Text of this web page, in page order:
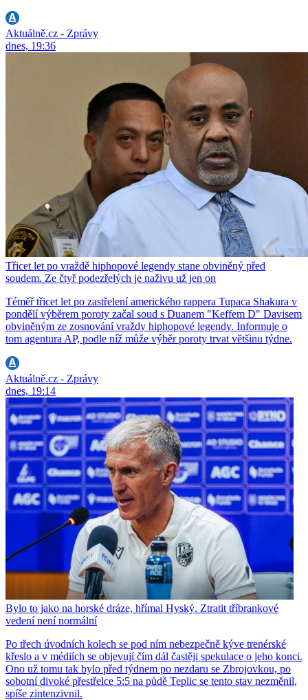
Aktuálně.cz - Zprávy
dnes, 19:36
Třicet let po vraždě hiphopové legendy stane obviněný před
soudem. Ze čtyř podezřelých je naživu už jen on
Téměř třicet let po zastřelení amerického rappera Tupaca Shakura v
pondělí výběrem poroty začal soud s Duanem "Keffem D" Davisem
obviněným ze zosnování vraždy hiphopové legendy. Informuje o
tom agentura AP, podle níž může výběr poroty trvat většinu týdne.
Aktuálně.cz - Zprávy
dnes, 19:14
Bylo to jako na horské dráze, hřímal Hyský. Ztratit tříbrankové
vedení není normální
Po třech úvodních kolech se pod ním nebezpečně kýve trenérské
křeslo a v médiích se objevují čím dál častěji spekulace o jeho konci.
Ono už tomu tak bylo před týdnem po nezdaru se Zbrojovkou, po
sobotní divoké přestřelce 5:5 na půdě Teplic se tento stav nezměnil,
spíše zintenzivnil.